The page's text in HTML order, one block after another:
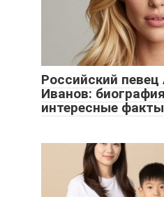
Российский
Иванов:
интересные факты